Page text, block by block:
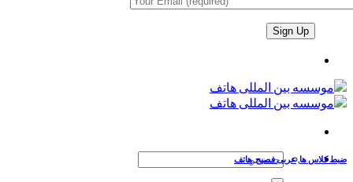
جستجو
ضبط کلاس ها ,عربی فصیح,هاتف